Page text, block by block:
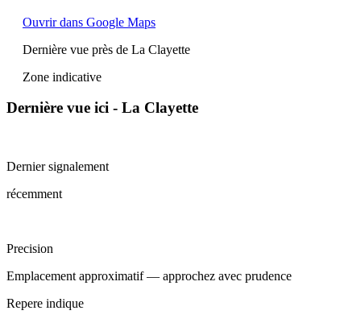
Ouvrir dans Google Maps
Dernière vue près de La Clayette
Zone indicative
Dernière vue ici - La Clayette
Dernier signalement
récemment
Precision
Emplacement approximatif — approchez avec prudence
Repere indique